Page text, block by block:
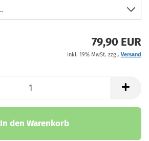
79,90 EUR
inkl. 19% MwSt. zzgl. Versand
In den Warenkorb